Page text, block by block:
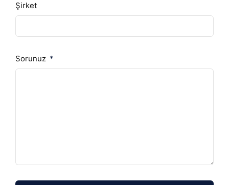
Şirket
Sorunuz